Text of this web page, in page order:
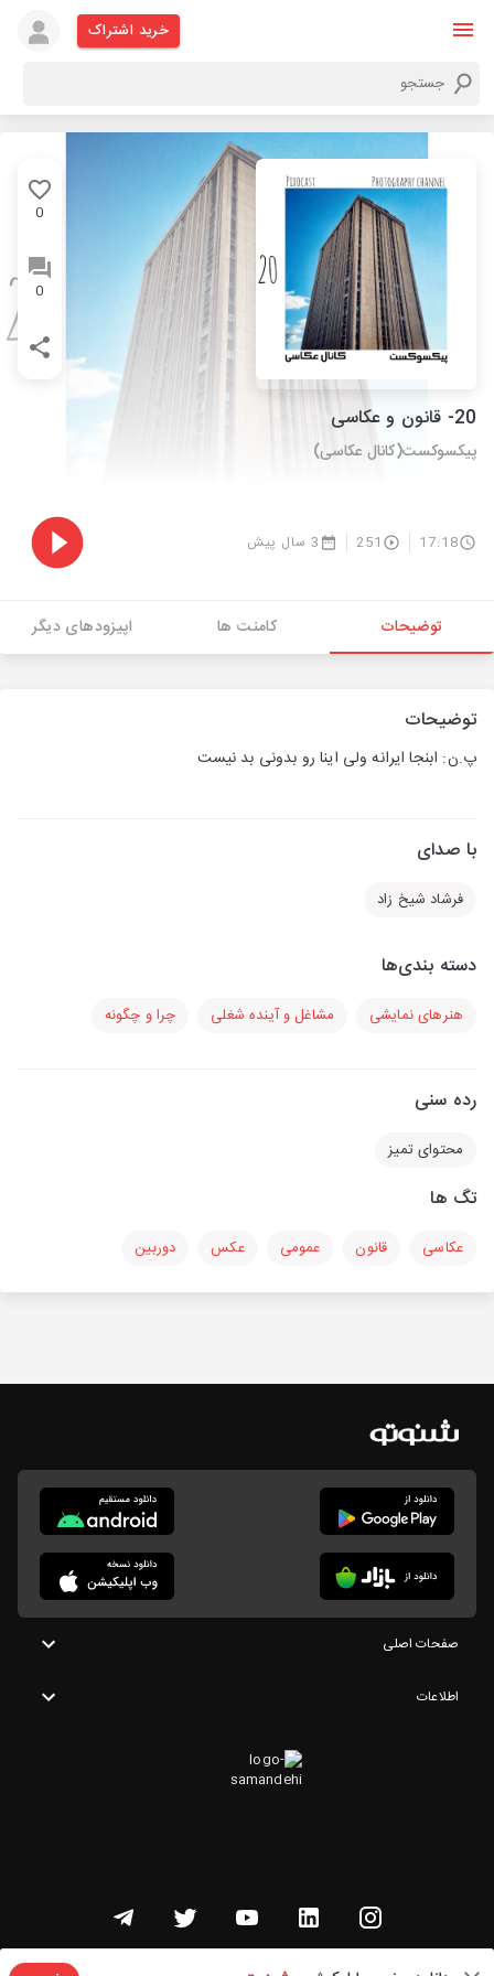
خرید اشتراک
0
0
20- قانون و عکاسی
پیکسوکست(کانال عکاسی)
17:18
251 3 سال پیش
توضیحات کامنت ها اپیزودهای دیگر
توضیحات
پ.ن: ابنجا ایرانه ولی اینا رو بدونی بد نیست
با صدای
فرشاد شیخ زاد
دسته بندی‌ها
هنرهای نمایشی مشاغل و آینده شغلی چرا و چگونه
رده سنی
محتوای تمیز
تگ ها
عکاسی قانون عمومی عکس دوربین
صفحات اصلی
اطلاعات
تمامی حقوق این وبسایت متعلق به شنوتو است